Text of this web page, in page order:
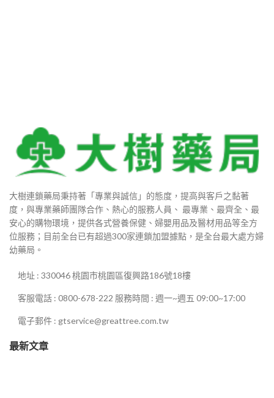
大樹連鎖藥局秉持著「專業與誠信」的態度，提高與客戶之黏著
度，與專業藥師團隊合作、熱心的服務人員、 最專業、最齊全、最
安心的購物環境，提供各式營養保健、婦嬰用品及醫材用品等全方
位服務；目前全台已有超過300家連鎖加盟據點，是全台最大處方婦
幼藥局。
地址 : 330046 桃園市桃園區復興路186號18樓
客服電話 : 0800-678-222 服務時間 : 週一~週五 09:00~17:00
電子郵件 : gtservice@greattree.com.tw
最新文章